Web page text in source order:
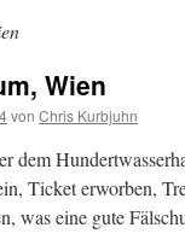
Wien
von Chris Kurbjuhn
dem
Ticket erworben,
was eine gute